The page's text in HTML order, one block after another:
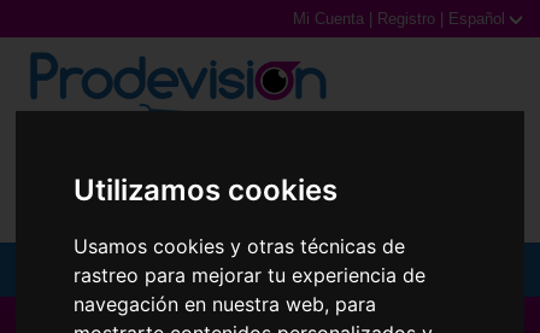
Utilizamos cookies
Usamos cookies y otras técnicas de
rastreo para mejorar tu experiencia de
navegación en nuestra web, para
Mi Cuenta Registro Español